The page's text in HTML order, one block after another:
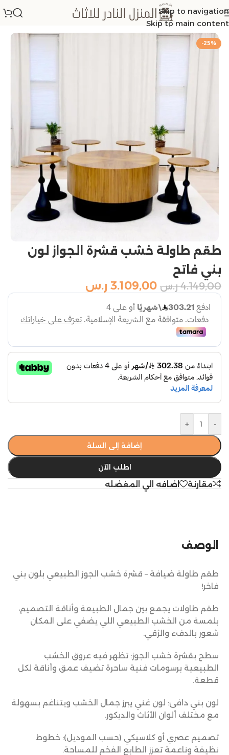
Skip to navigation
Skip to main content
الرئيسية/اطقم طاولات
-25%
طقم طاولة خشب قشرة الجواز لون
بني فاتح
4.149,00 ر.س 3.109,00 ر.س
-
+
إضافة إلى السلة
اطلب الآن
مقارنة اضافه الي المفضله
الوصف
طقم طاولة ضيافة – قشرة خشب الجوز الطبيعي بلون بني
فاخر!
طقم طاولات يجمع بين جمال الطبيعة وأناقة التصميم،
بلمسة من الخشب الطبيعي اللي يضفي على المكان
شعور بالدفء والرُقي.
سطح بقشرة خشب الجوز: تظهر فيه عروق الخشب
الطبيعية برسومات فنية ساحرة تضيف عمق وأناقة لكل
قطعة.
لون بني دافئ: لون غني يبرز جمال الخشب ويتناغم بسهولة
مع مختلف ألوان الأثاث والديكور.
تصميم عصري أو كلاسيكي (حسب الموديل): خطوط
نظيفة وناعمة تعزز الطابع الفخم للمساحة.